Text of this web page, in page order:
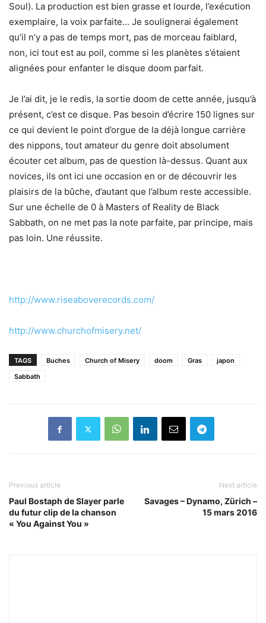
Soul). La production est bien grasse et lourde, l’exécution
exemplaire, la voix parfaite… Je soulignerai également
qu’il n’y a pas de temps mort, pas de morceau faiblard,
non, ici tout est au poil, comme si les planètes s’étaient
alignées pour enfanter le disque doom parfait.
Je l’ai dit, je le redis, la sortie doom de cette année, jusqu’à
présent, c’est ce disque. Pas besoin d’écrire 150 lignes sur
ce qui devient le point d’orgue de la déjà longue carrière
des nippons, tout amateur du genre doit absolument
écouter cet album, pas de question là-dessus. Quant aux
novices, ils ont ici une occasion en or de découvrir les
plaisirs de la bûche, d’autant que l’album reste accessible.
Sur une échelle de 0 à Masters of Reality de Black
Sabbath, on ne met pas la note parfaite, par principe, mais
pas loin. Une réussite.
http://www.riseaboverecords.com/
http://www.churchofmisery.net/
TAGS Buches Church of Misery doom Gras
japon
Sabbath
Previous article
Paul Bostaph de Slayer parle
du futur clip de la chanson
« You Against You »
Next article
Savages – Dynamo, Zürich –
15 mars 2016